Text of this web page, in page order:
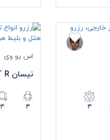
۴
اس یو وی
نیسان GT R
۴ ۴